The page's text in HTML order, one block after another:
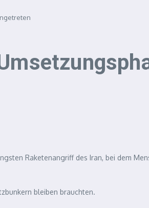
Raketenangriff des Iran, bei dem
bleiben brauchten.